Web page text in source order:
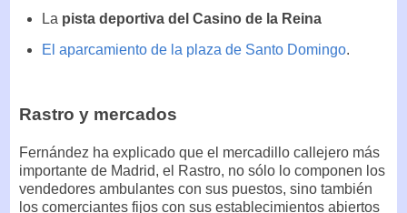
La pista deportiva del Casino de la Reina
El aparcamiento de la plaza de Santo Domingo.
Rastro y mercados
Fernández ha explicado que el mercadillo callejero más
importante de Madrid, el Rastro, no sólo lo componen los
vendedores ambulantes con sus puestos, sino también
los comerciantes fijos con sus establecimientos abiertos